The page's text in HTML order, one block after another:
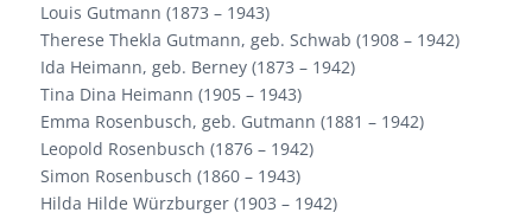
Louis Gutmann (1873 – 1943)
Therese Thekla Gutmann, geb. Schwab (1908 – 1942)
Ida Heimann, geb. Berney (1873 – 1942)
Tina Dina Heimann (1905 – 1943)
Emma Rosenbusch, geb. Gutmann (1881 – 1942)
Leopold Rosenbusch (1876 – 1942)
Simon Rosenbusch (1860 – 1943)
Hilda Hilde Würzburger (1903 – 1942)